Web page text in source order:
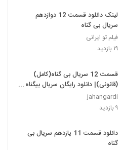
لینک دانلود قسمت 12 دوازدهم
سریال بی گناه
فیلم تو ایرانی
۱۹ بازدید
قسمت 12 سریال بی گناه(کامل)
(قانونی)| دانلود رایگان سریال بیگناه
-(online)(HD)
jahangardi
۹ بازدید
دانلود قسمت 11 یازدهم سریال بی
گناه